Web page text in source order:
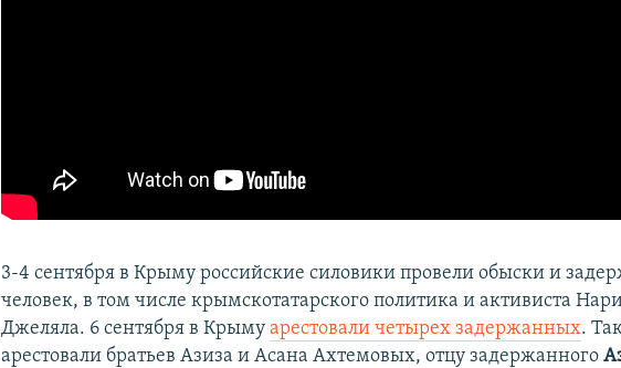
3-4 сентября в Крыму российские силовики провели обыски и
человек, в том числе крымскотатарского политика и активиста
Джеляла. 6 сентября в Крымуарестовали четырех задержанных.
арестовали братьев Азиза и Асана Ахтемовых, отцу задержанного